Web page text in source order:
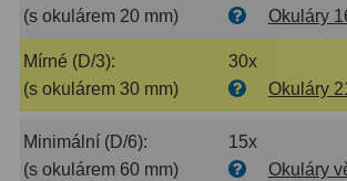
Univerzální 38
Kapesní14
Námořní 12
(s okulárem 20 mm)
Okuláry
Mírné (D/3):
30x
(s okulárem 30 mm)
Okuláry
Minimální (D/6):
15x
(s okulárem 60 mm)
Okuláry